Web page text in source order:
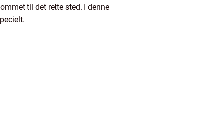
til det rette sted. I denne